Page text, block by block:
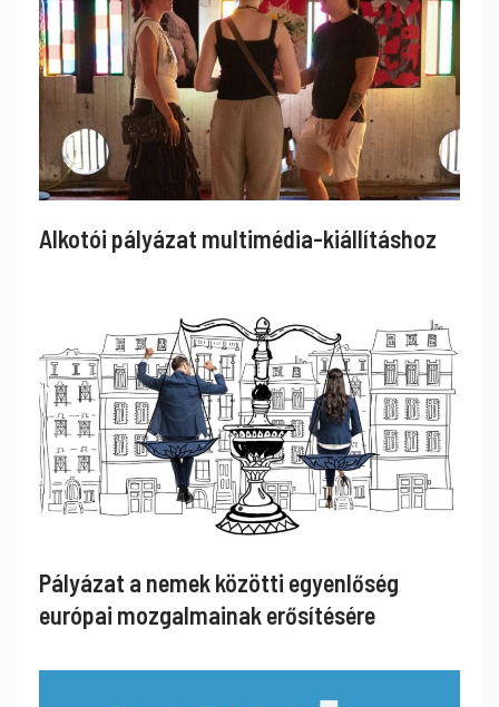
Alkotói pályázat multimédia-kiállításhoz
Pályázat a nemek közötti egyenlőség
európai mozgalmainak erősítésére